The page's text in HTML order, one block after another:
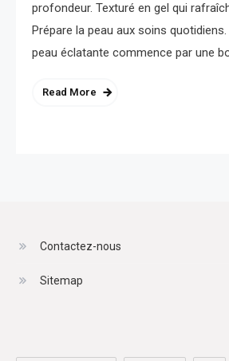
profondeur. Texturé en gel qui
Prépare la peau aux soins quotidiens.
peau éclatante commence par une
Read More
Contactez-nous
Sitemap